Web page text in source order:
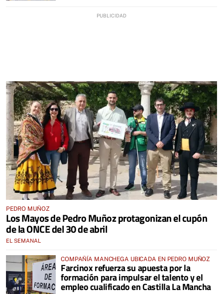
PEDRO MUÑOZ
Los Mayos de Pedro Muñoz protagonizan el cupón
de la ONCE del 30 de abril
EL SEMANAL
COMPAÑÍA MANCHEGA UBICADA EN PEDRO MUÑOZ
Farcinox refuerza su apuesta por la
formación para impulsar el talento y el
empleo cualificado en Castilla La Mancha